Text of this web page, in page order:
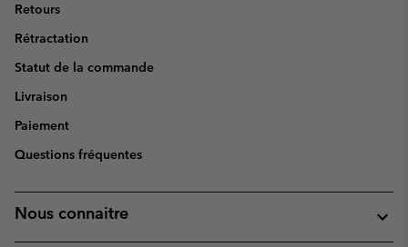
Retours
Rétractation
Statut de la commande
Livraison
Paiement
Questions fréquentes
Nous connaitre